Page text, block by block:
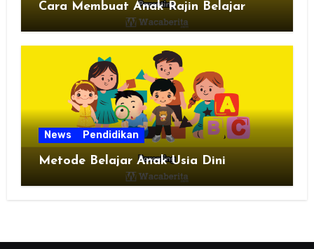
Cara Membuat Anak Rajin Belajar
News Pendidikan
Metode Belajar Anak Usia Dini